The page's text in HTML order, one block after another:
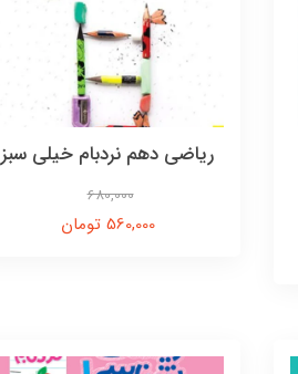
ریاضی دهم نردبام خیلی سبز
680,000
560,000 تومان